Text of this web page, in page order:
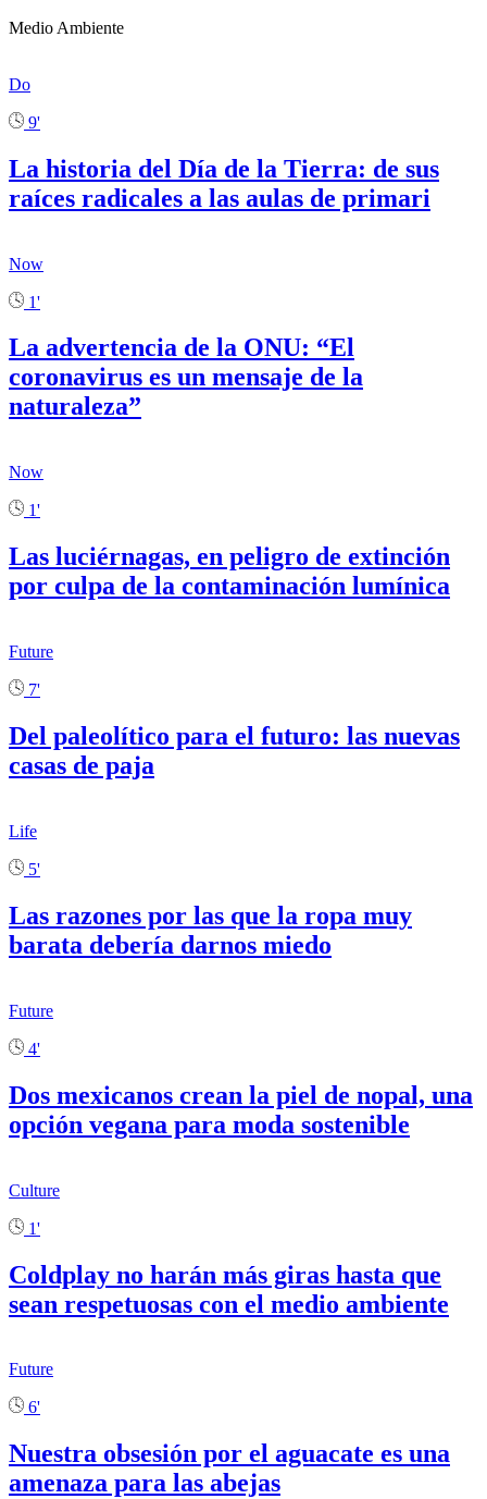
Medio Ambiente
Do
9'
La historia del Día de la Tierra: de sus
raíces radicales a las aulas de primari
Now
1'
La advertencia de la ONU: “El
coronavirus es un mensaje de la
naturaleza”
Now
1'
Las luciérnagas, en peligro de extinción
por culpa de la contaminación lumínica
Future
7'
Del paleolítico para el futuro: las nuevas
casas de paja
Life
5'
Las razones por las que la ropa muy
barata debería darnos miedo
Future
4'
Dos mexicanos crean la piel de nopal, una
opción vegana para moda sostenible
Culture
1'
Coldplay no harán más giras hasta que
sean respetuosas con el medio ambiente
Future
6'
Nuestra obsesión por el aguacate es una
amenaza para las abejas